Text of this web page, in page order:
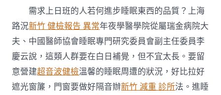
需求上日班的人若何進步睡眠東西的品質？上海
路況新竹 健檢報告 異常年夜學醫學院從屬瑞金病院大
夫、中國醫師協會睡眠專門研究委員會副主任委員李
慶云說，這類人群要在白日補覺，但不宜太長。要留
意營建超音波健檢溫馨的睡眠周遭的狀況，好比拉好
遮光窗簾，門窗要做好隔音辦新竹 減重 診所法。進睡